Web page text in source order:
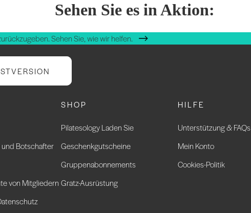
Sehen Sie es in Aktion:
Sehen Sie, wie wir helfen.
Botschafter
von Mitgliedern
SHOP
Pilatesology Laden Sie
Geschenkgutscheine
Gruppenabonnements
Gratz-Ausrüstung
HILFE
Unterstützung & FAQs
Mein Konto
Cookies-Politik